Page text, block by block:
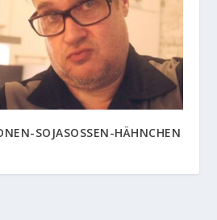
SOJASOSSEN-HÄHNCHEN